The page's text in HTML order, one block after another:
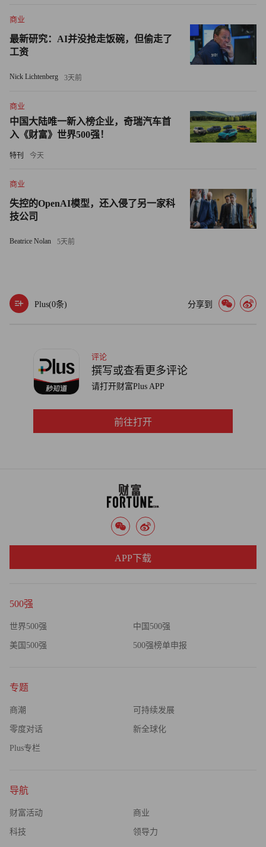
译者：熊静
商业
最新研究：AI并没抢走饭碗，但偷走了
工资
Nick Lichtenberg 3天前
商业
中国大陆唯一新入榜企业，奇瑞汽车首
入《财富》世界500强！
特刊 今天
商业
失控的OpenAI模型，还入侵了另一家科
技公司
Beatrice Nolan 5天前
Plus(0条) 分享到
评论
撰写或查看更多评论
请打开财富Plus APP
前往打开
500强
世界500强 中国500强
美国500强 500强榜单申报
专题
商潮 可持续发展
零度对话 新全球化
Plus专栏
导航
财富活动 商业
科技 领导力
APP下载